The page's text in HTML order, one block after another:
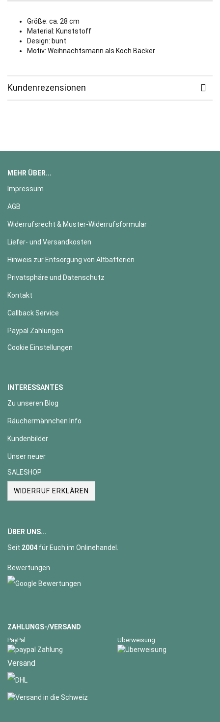
Größe: ca. 28 cm
Material: Kunststoff
Design: bunt
Motiv: Weihnachtsmann als Koch Bäcker
Kundenrezensionen
MEHR ÜBER...
Impressum
AGB
Widerrufsrecht & Muster-Widerrufsformular
Liefer- und Versandkosten
Hinweis zur Entsorgung von Altbatterien
Privatsphäre und Datenschutz
Kontakt
Callback Service
Paypal Zahlungen
Cookie Einstellungen
INTERESSANTES
Zu unseren Blog
Räuchermännchen Info
Kundenbilder
Unser neuer
SALESHOP
WIDERRUF ERKLÄREN
ÜBER UNS...
Seit 2004 für Euch im Onlinehandel.
Bewertungen
ZAHLUNGS-/VERSAND
PayPal Überweisung
Versand